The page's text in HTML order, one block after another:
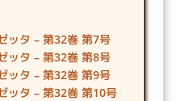
ッタ – 第32巻 第7号
ッタ – 第32巻 第8号
ッタ – 第32巻 第9号
ッタ – 第32巻 第10号